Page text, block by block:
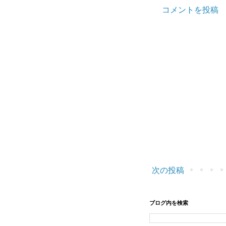
コメントを投稿
次の投稿
ブログ内を検索